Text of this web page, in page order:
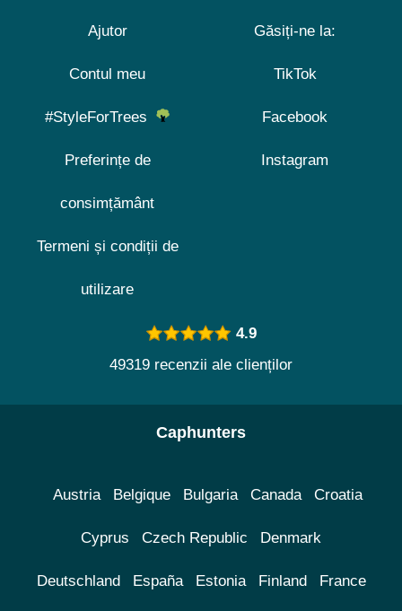
Ajutor
Contul meu
#StyleForTrees
Preferințe de
consimțământ
Termeni și condiții de
utilizare
Găsiți-ne la:
TikTok
Facebook
Instagram
4.9
49319 recenzii ale clienților
Caphunters
Austria Belgique Bulgaria Canada Croatia
Cyprus Czech Republic Denmark
Deutschland España Estonia Finland France